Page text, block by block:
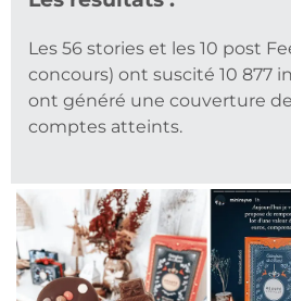
Les 56 stories et les 10 post
concours) ont suscité 10 877
ont généré une couverture de
comptes atteints.